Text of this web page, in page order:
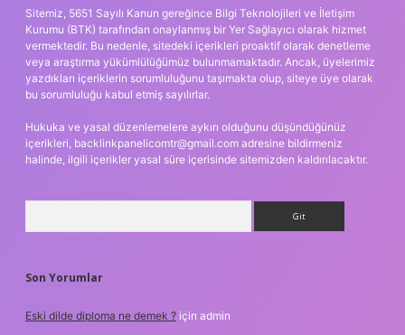
Sitemiz, 5651 Sayılı Kanun gereğince Bilgi Teknolojileri ve İletişim
Kurumu (BTK) tarafından onaylanmış bir Yer Sağlayıcı olarak hizmet
vermektedir. Bu nedenle, sitedeki içerikleri proaktif olarak denetleme
veya araştırma yükümlülüğümüz bulunmamaktadır. Ancak, üyelerimiz
yazdıkları içeriklerin sorumluluğunu taşımakta olup, siteye üye olarak
bu sorumluluğu kabul etmiş sayılırlar.
Hukuka ve yasal düzenlemelere aykırı olduğunu düşündüğünüz
içerikleri, backlinkpanelicomtr@gmail.com adresine bildirmeniz
halinde, ilgili içerikler yasal süre içerisinde sitemizden kaldırılacaktır.
Son Yorumlar
Eski dilde diploma ne demek ? için admin